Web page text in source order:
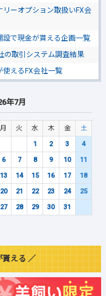
リーオプション取扱いFX会
設で現金が貰える企画一覧
の取引システム調査結果
使えるFX会社一覧
年7月
月 火 水 木 金
土
1
2 3
4
6 7 8 9 10
11
13 14 15 16 17
18
20 21 22 23 24
25
27 28 29 30 31
貰える ／